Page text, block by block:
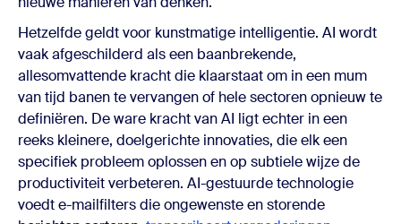
Hetzelfde geldt voor kunstmatige intelligentie. AI wordt
vaak afgeschilderd als een baanbrekende,
allesomvattende kracht die klaarstaat om in een mum
van tijd banen te vervangen of hele sectoren opnieuw te
definiëren. De ware kracht van AI ligt echter in een
reeks kleinere, doelgerichte innovaties, die elk een
specifiek probleem oplossen en op subtiele wijze de
productiviteit verbeteren. AI-gestuurde technologie
voedt e-mailfilters die ongewenste en storende